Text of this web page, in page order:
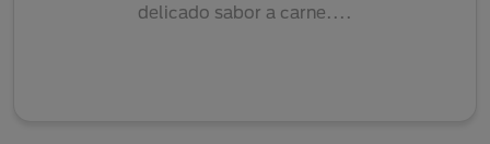
delicado sabor a carne....